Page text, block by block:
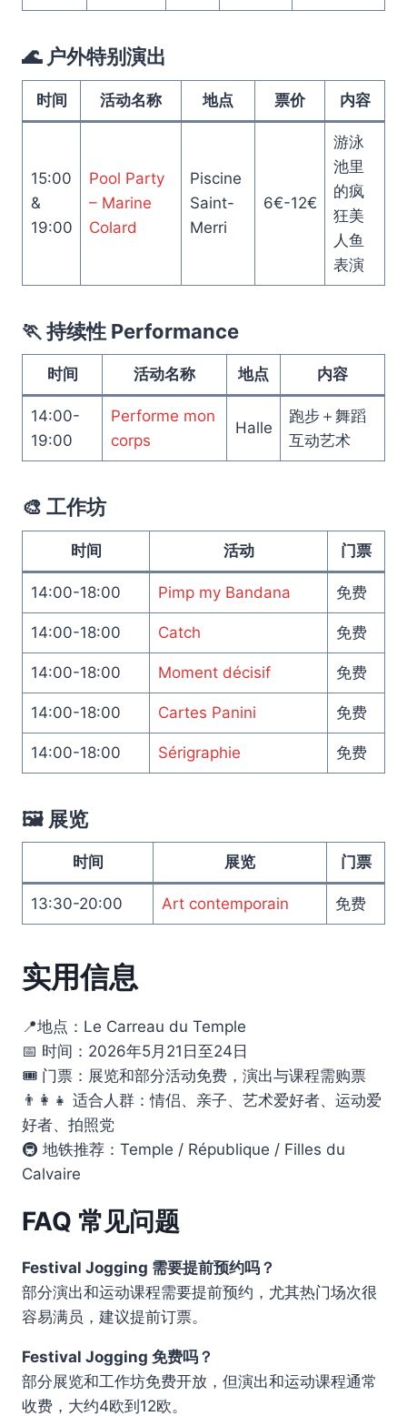
🌊 户外特别演出
时间 活动名称 地点 票价 内容
15:00
&
19:00
Pool Party
– Marine
Colard
Piscine
Saint-
Merri
6€-12€
游泳
池里
的疯
狂美
人鱼
表演
🏃 持续性 Performance
时间 活动名称 地点 内容
14:00-
19:00
Performe mon
corps
Halle
跑步＋舞蹈
互动艺术
🎨 工作坊
时间 活动 门票
14:00-18:00 Pimp my Bandana 免费
14:00-18:00 Catch 免费
14:00-18:00 Moment décisif 免费
14:00-18:00 Cartes Panini 免费
14:00-18:00 Sérigraphie 免费
🖼️ 展览
时间 展览 门票
13:30-20:00 Art contemporain 免费
实用信息
📍地点：Le Carreau du Temple
📅 时间：2026年5月21日至24日
🎟️ 门票：展览和部分活动免费，演出与课程需购票
👨‍👩‍👧 适合人群：情侣、亲子、艺术爱好者、运动爱
好者、拍照党
🚇 地铁推荐：Temple / République / Filles du
Calvaire
FAQ 常见问题
Festival Jogging 需要提前预约吗？
部分演出和运动课程需要提前预约，尤其热门场次很
容易满员，建议提前订票。
Festival Jogging 免费吗？
部分展览和工作坊免费开放，但演出和运动课程通常
收费，大约4欧到12欧。